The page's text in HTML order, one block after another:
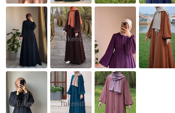
Tükendi
Tükendi Tükendi